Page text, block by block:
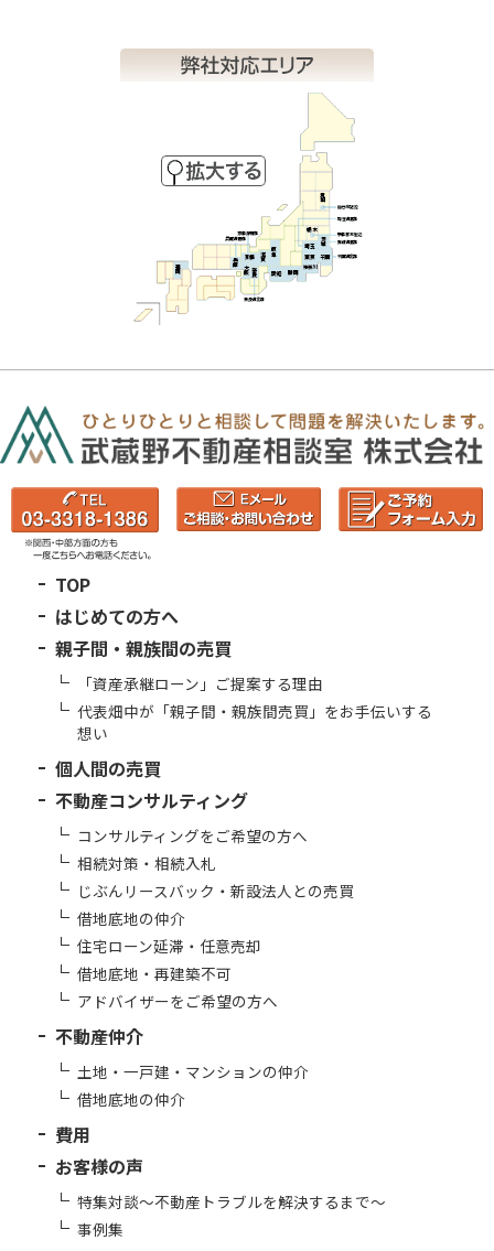
TOP
はじめての方へ
親子間・親族間の売買
「資産承継ローン」ご提案する理由
代表畑中が「親子間・親族間売買」をお手伝いする
想い
個人間の売買
不動産コンサルティング
コンサルティングをご希望の方へ
相続対策・相続入札
じぶんリースバック・新設法人との売買
借地底地の仲介
住宅ローン延滞・任意売却
借地底地・再建築不可
アドバイザーをご希望の方へ
不動産仲介
土地・一戸建・マンションの仲介
借地底地の仲介
費用
お客様の声
特集対談～不動産トラブルを解決するまで～
事例集